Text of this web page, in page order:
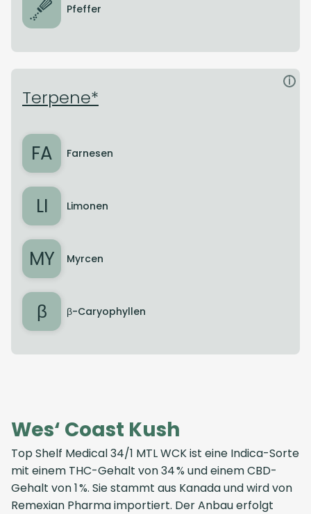
Pfeffer
Terpene*
i
FA Farnesen
LI Limonen
MY Myrcen
β β-Caryophyllen
Wes‘ Coast Kush
Top Shelf Medical 34/1 MTL WCK ist eine Indica-Sorte
mit einem THC-Gehalt von 34 % und einem CBD-
Gehalt von 1 %. Sie stammt aus Kanada und wird von
Remexian Pharma importiert. Der Anbau erfolgt